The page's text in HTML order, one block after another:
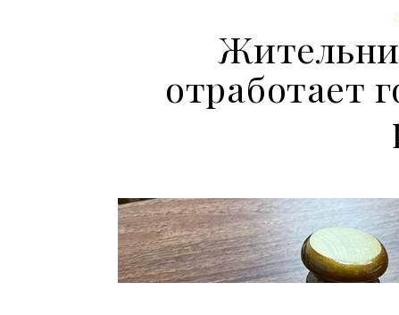
отработает